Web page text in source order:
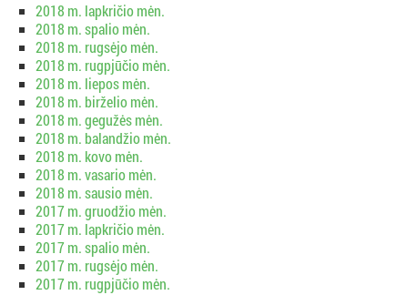
2018 m. lapkričio mėn.
2018 m. spalio mėn.
2018 m. rugsėjo mėn.
2018 m. rugpjūčio mėn.
2018 m. liepos mėn.
2018 m. birželio mėn.
2018 m. gegužės mėn.
2018 m. balandžio mėn.
2018 m. kovo mėn.
2018 m. vasario mėn.
2018 m. sausio mėn.
2017 m. gruodžio mėn.
2017 m. lapkričio mėn.
2017 m. spalio mėn.
2017 m. rugsėjo mėn.
2017 m. rugpjūčio mėn.